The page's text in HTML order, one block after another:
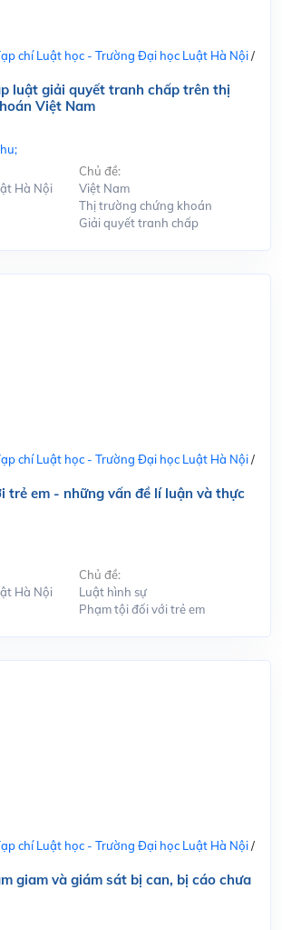
chí Luật học - Trường Đại học Luật Hà Nội/
luật giải quyết tranh chấp trên thị
Việt Nam
Hà Nội
Chủ đề:
Việt Nam
Thị trường chứng khoán
Giải quyết tranh chấp
chí Luật học - Trường Đại học Luật Hà Nội/
trẻ em - những vấn đề lí luận và thực
Hà Nội
Chủ đề:
Luật hình sự
Phạm tội đối với trẻ em
chí Luật học - Trường Đại học Luật Hà Nội/
giam và giám sát bị can, bị cáo chưa